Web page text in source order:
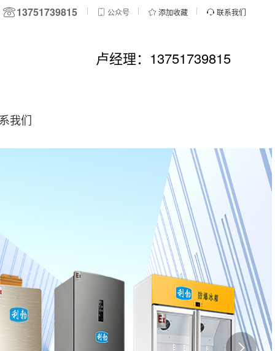
13751739815 公众号 添加收藏 联系我们
卢经理：13751739815
我们